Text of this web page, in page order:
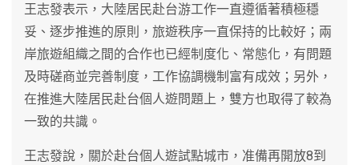
王志發表示，大陸居民赴台游工作一直遵循著積極穩
妥、逐步推進的原則，旅遊秩序一直保持的比較好；兩
岸旅遊組織之間的合作也已經制度化、常態化，有問題
及時磋商並完善制度，工作協調機制富有成效；另外，
在推進大陸居民赴台個人遊問題上，雙方也取得了較為
一致的共識。
王志發說，關於赴台個人遊試點城市，准備再開放8到